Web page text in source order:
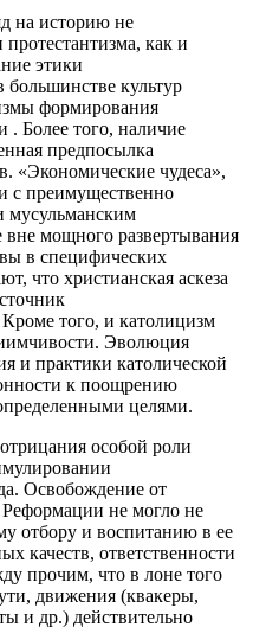
на историю не
как и
этики
культур
формирования
. Более того, наличие
предпосылка
«Экономические чудеса»,
с преимущественно
мусульманским
мощного развертывания
в специфических
что христианская аскеза
того, и католицизм
Эволюция
и практики католической
к поощрению
целями.
особой роли
Освобождение от
Реформации не могло не
отбору и воспитанию в ее
качеств, ответственности
прочим, что в лоне того
движения (квакеры,
и др.) действительно